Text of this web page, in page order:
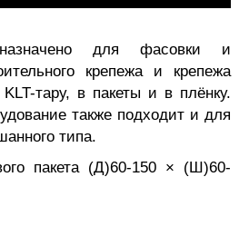
для фасовки и
крепежа и крепежа
тару, в пакеты и в плёнку.
также подходит и для
типа.
пакета (Д)60-150 × (Ш)60-